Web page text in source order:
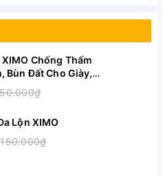
Chống Thấm
Bùn Đất Cho Giày,
Cao Cấp XI11
Lộn XIMO
150.000₫